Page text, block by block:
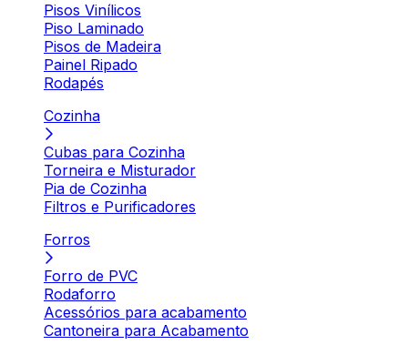
Pisos Vinílicos
Piso Laminado
Pisos de Madeira
Painel Ripado
Rodapés
Cozinha
Cubas para Cozinha
Torneira e Misturador
Pia de Cozinha
Filtros e Purificadores
Forros
Forro de PVC
Rodaforro
Acessórios para acabamento
Cantoneira para Acabamento